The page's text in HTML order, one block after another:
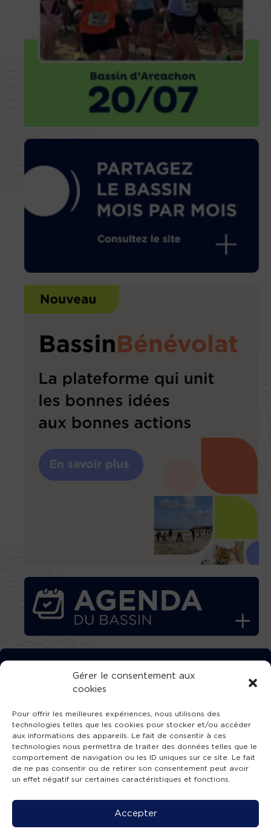
Gérer le consentement aux
cookies
Pour offrir les meilleures expériences, nous utilisons des
technologies telles que les cookies pour stocker et/ou accéder
aux informations des appareils. Le fait de consentir à ces
technologies nous permettra de traiter des données telles que le
comportement de navigation ou les ID uniques sur ce site. Le fait
de ne pas consentir ou de retirer son consentement peut avoir
un effet négatif sur certaines caractéristiques et fonctions.
Accepter
TÉLÉCHARGEZ GRATUITEMENT
L’APPLICATION TVBA !
SUIVEZ-NOUS !
Mentions légales -Accessibilité